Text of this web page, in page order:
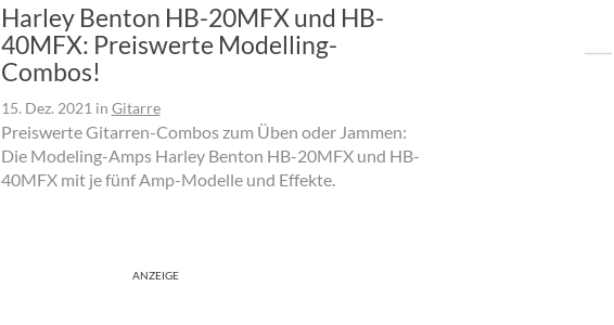
Harley Benton HB-20MFX und HB-
40MFX: Preiswerte Modelling-
Combos!
15. Dez. 2021 in Gitarre
Preiswerte Gitarren-Combos zum Üben oder Jammen:
Die Modeling-Amps Harley Benton HB-20MFX und HB-
40MFX mit je fünf Amp-Modelle und Effekte.
ANZEIGE